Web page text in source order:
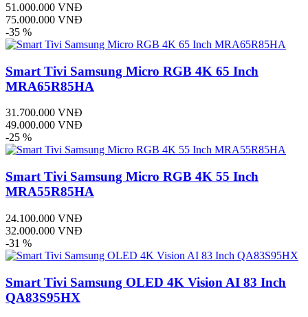
51.000.000 VNĐ
75.000.000 VNĐ
-35 %
Smart Tivi Samsung Micro RGB 4K 65 Inch
MRA65R85HA
31.700.000 VNĐ
49.000.000 VNĐ
-25 %
Smart Tivi Samsung Micro RGB 4K 55 Inch
MRA55R85HA
24.100.000 VNĐ
32.000.000 VNĐ
-31 %
Smart Tivi Samsung OLED 4K Vision AI 83 Inch
QA83S95HX